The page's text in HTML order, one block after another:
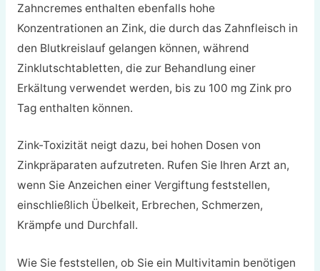
Zahncremes enthalten ebenfalls hohe
Konzentrationen an Zink, die durch das Zahnfleisch in
den Blutkreislauf gelangen können, während
Zinklutschtabletten, die zur Behandlung einer
Erkältung verwendet werden, bis zu 100 mg Zink pro
Tag enthalten können.
Zink-Toxizität neigt dazu, bei hohen Dosen von
Zinkpräparaten aufzutreten. Rufen Sie Ihren Arzt an,
wenn Sie Anzeichen einer Vergiftung feststellen,
einschließlich Übelkeit, Erbrechen, Schmerzen,
Krämpfe und Durchfall.
Wie Sie feststellen, ob Sie ein Multivitamin benötigen